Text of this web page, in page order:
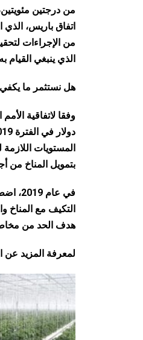
اتفاق باريس، الذي
من الإجراءات
الذي ينبغي القيام
هل نستثمر ما يكفي
المستويات
بتمويل المناخ من
هدف الحد من مخاطر
لمعرفة المزيد عن الهدف 13 وأهداف التنمية المستدامة